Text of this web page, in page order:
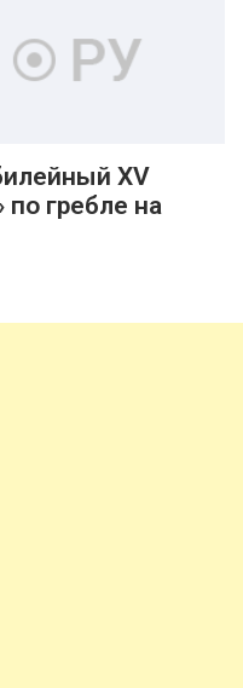
XV
по гребле на